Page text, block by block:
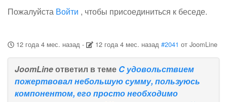
Пожалуйста Войти , чтобы присоединиться к беседе.
12 года 4 мес. назад- 12 года 4 мес. назад #2041 отJoomLine
JoomLineответил в теме C удовольствием
пожертвовал небольшую сумму, пользуюсь
компонентом, его просто необходимо